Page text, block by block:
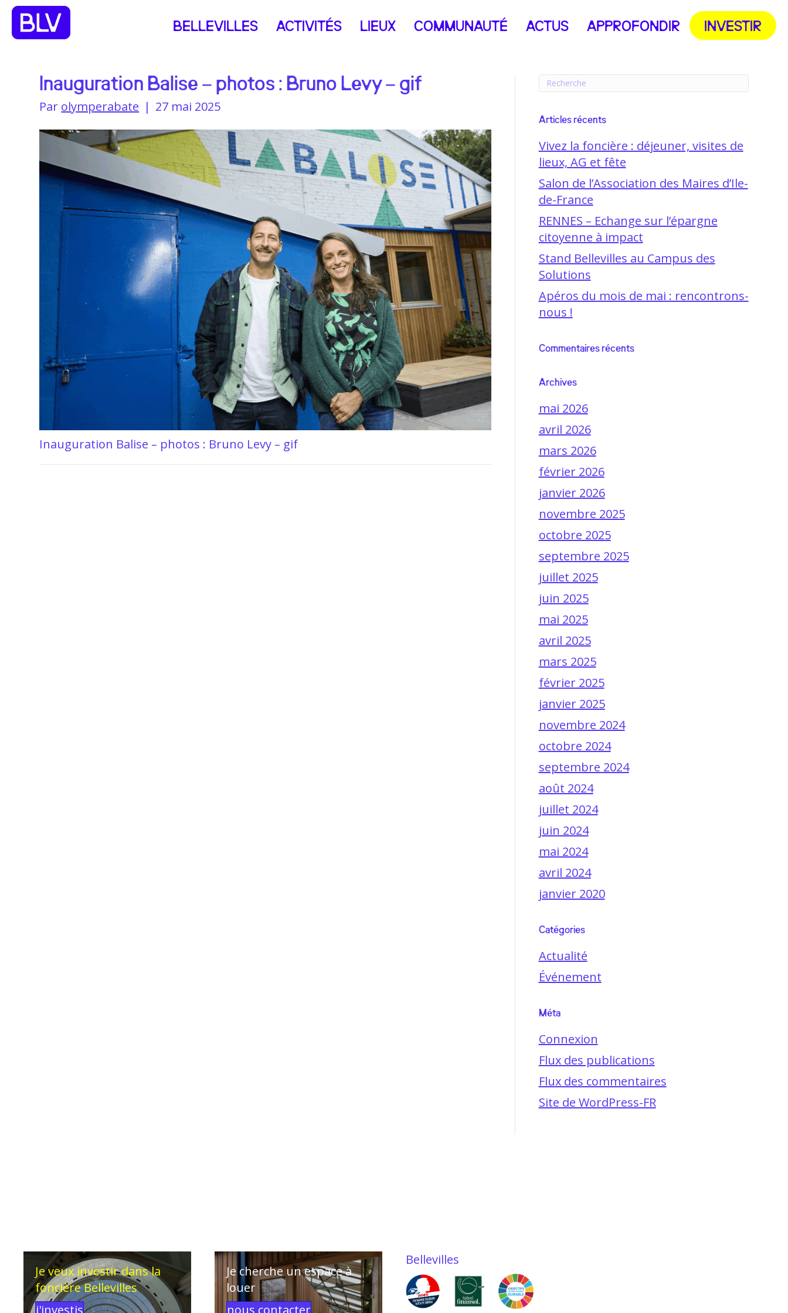
BELLEVILLES ACTIVITÉS LIEUX COMMUNAUTÉ ACTUS APPROFONDIR INVESTIR
Inauguration Balise – photos : Bruno Levy – gif
Par olymperabate | 27 mai 2025
Inauguration Balise – photos : Bruno Levy – gif
Articles récents
Vivez la foncière : déjeuner, visites de
lieux, AG et fête
Salon de l’Association des Maires d’Ile-
de-France
RENNES – Echange sur l’épargne
citoyenne à impact
Stand Bellevilles au Campus des
Solutions
Apéros du mois de mai : rencontrons-
nous !
Commentaires récents
Archives
mai 2026
avril 2026
mars 2026
février 2026
janvier 2026
novembre 2025
octobre 2025
septembre 2025
juillet 2025
juin 2025
mai 2025
avril 2025
mars 2025
février 2025
janvier 2025
novembre 2024
octobre 2024
septembre 2024
août 2024
juillet 2024
juin 2024
mai 2024
avril 2024
janvier 2020
Catégories
Actualité
Événement
Méta
Connexion
Flux des publications
Flux des commentaires
Site de WordPress-FR
Je veux investir dans la
foncière Bellevilles
Je cherche un espace à
louer
Bellevilles